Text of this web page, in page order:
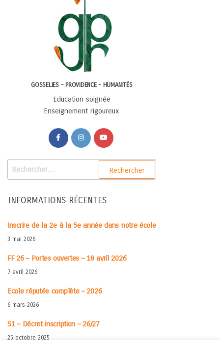
GOSSELIES - PROVIDENCE - HUMANITÉS
Education soignée
Enseignement rigoureux
INFORMATIONS RÉCENTES
Inscrire de la 2e à la 5e année dans notre école
3 mai 2026
FF 26 – Portes ouvertes – 18 avril 2026
7 avril 2026
Ecole réputée complète – 2026
6 mars 2026
S1 – Décret inscription – 26/27
25 octobre 2025